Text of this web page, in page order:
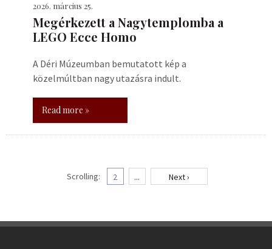
2026. március 25.
Megérkezett a Nagytemplomba a
LEGO Ecce Homo
A Déri Múzeumban bemutatott kép a
közelmúltban nagy utazásra indult.
Read more »
Scrolling: 2 ... Next ›